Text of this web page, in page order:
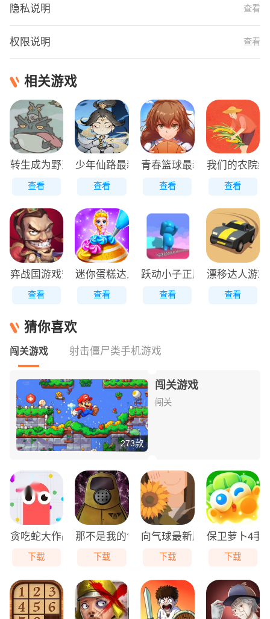
隐私说明 查看
权限说明 查看
相关游戏
转生成为野蛮人正版
查看
少年仙路最新版
查看
青春篮球最新版
查看
我们的农院
查看
弈战国游戏安装包
查看
迷你蛋糕达人原版
查看
跃动小子正版
查看
漂移达人游
查看
猜你喜欢
闯关游戏 射击僵尸类手机游戏
闯关游戏
闯关
273款
贪吃蛇大作战免费版
下载
那不是我的邻居游戏无广告版
下载
向气球最新版
下载
保卫萝卜4手
下载